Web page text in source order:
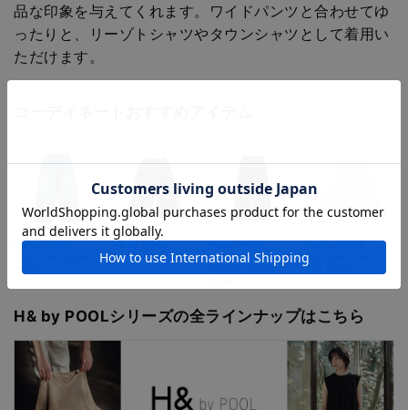
品な印象を与えてくれます。ワイドパンツと合わせてゆ
ったりと、リーゾトシャツやタウンシャツとして着用い
ただけます。
H& by POOL
Denim Wide Pants
Cotton Wool
Cutsew pants
Gathered Skirt
Off White
H& by POOLシリーズの全ラインナップはこちら